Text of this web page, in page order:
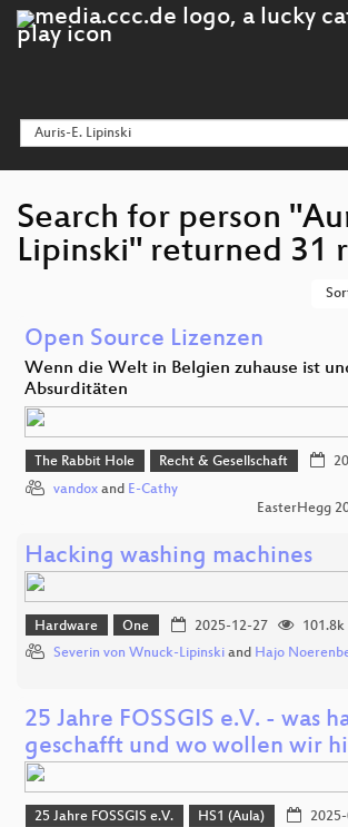
Search for person
Lipinski" returned 31
Open Source Lizenzen
Wenn die Welt in Belgien zuhause ist
Absurditäten
The Rabbit Hole Recht & Gesellschaft
vandox and E-Cathy
EasterHegg
Hacking washing machines
Hardware One 2025-12-27
101.8k
Severin von Wnuck-Lipinski and Hajo
25 Jahre FOSSGIS e.V. - was
geschafft und wo wollen wir
25 Jahre FOSSGIS e.V. HS1 (Aula)